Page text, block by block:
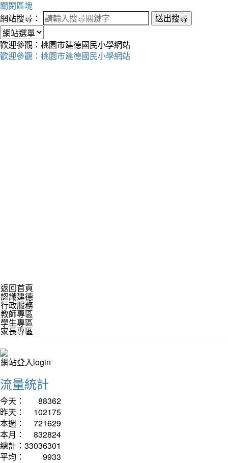
關閉區塊
網站搜尋：
送出搜尋
歡迎參觀：桃園市建德國民小學網站
歡迎參觀：桃園市建德國民小學網站
返回首頁
認識建德
行政服務
教師專區
學生專區
家長專區
網站登入login
流量統計
今天：
88362
昨天：
102175
本週：
721629
本月：
832824
總計： 33036301
平均：
9933